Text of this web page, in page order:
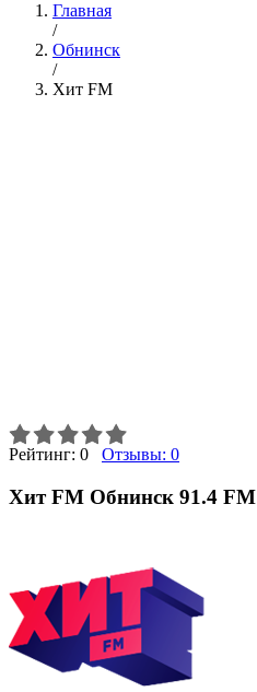
Главная
/
Обнинск
/
Хит FM
Рейтинг: 0 Отзывы: 0
Хит FM Обнинск 91.4 FM